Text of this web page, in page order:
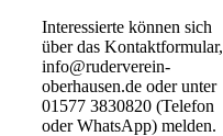
Interessierte können sich
über das Kontaktformular,
info@ruderverein-
oberhausen.de oder unter
01577 3830820 (Telefon
oder WhatsApp) melden.